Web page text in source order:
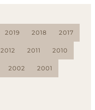
2019 2018 2017
2012 2011 2010
2002 2001